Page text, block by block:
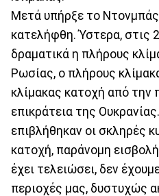
Μετά υπήρξε το
κατελήφθη. Ύστερα, στις
δραματικά η πλήρους
Ρωσίας, ο πλήρους
κλίμακας κατοχή από
επικράτεια της
επιβλήθηκαν οι σκληρές
κατοχή, παράνομη
έχει τελειώσει, δεν
περιοχές μας, δυστυχώς